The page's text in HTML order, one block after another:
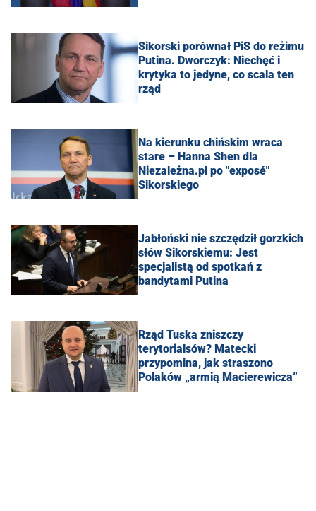
Sikorski porównał PiS do reżimu
Putina. Dworczyk: Niechęć i
krytyka to jedyne, co scala ten
rząd
Na kierunku chińskim wraca
stare – Hanna Shen dla
Niezależna.pl po "exposé"
Sikorskiego
Jabłoński nie szczędził gorzkich
słów Sikorskiemu: Jest
specjalistą od spotkań z
bandytami Putina
Rząd Tuska zniszczy
terytorialsów? Matecki
przypomina, jak straszono
Polaków „armią Macierewicza”